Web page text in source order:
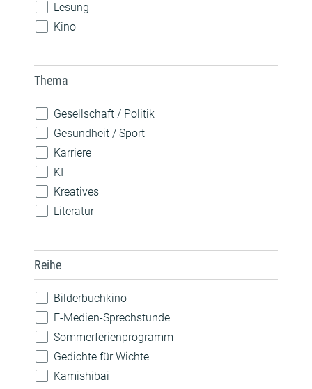
Lesung
Kino
Spiele
Theateraufführung
Thema
Gesellschaft / Politik
Gesundheit / Sport
Karriere
KI
Kreatives
Literatur
Musik
Nachhaltigkeit
Reihe
Bilderbuchkino
E-Medien-Sprechstunde
Sommerferienprogramm
Gedichte für Wichte
Kamishibai